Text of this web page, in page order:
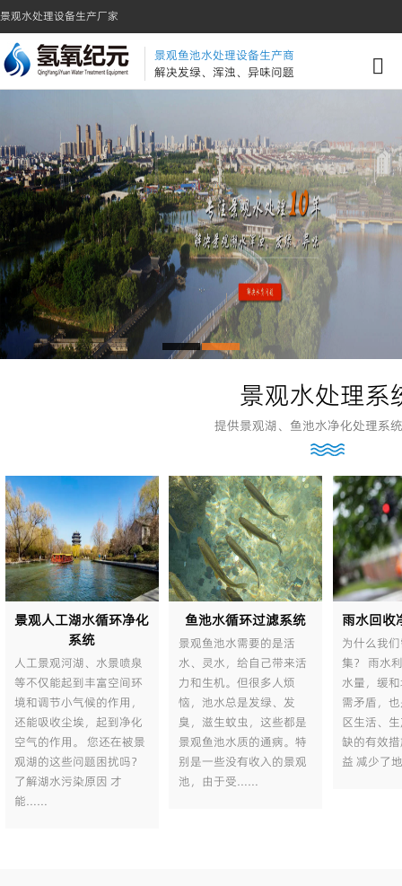
景观水处理设备生产厂家
景观鱼池水处理设备生产商
解决发绿、浑浊、异味问题
1 2
景观水处理系
提供景观湖、鱼池水净化处理系
景观人工湖水循环净化
系统
人工景观河湖、水景喷泉
等不仅能起到丰富空间环
境和调节小气候的作用，
还能吸收尘埃，起到净化
空气的作用。 您还在被景
观湖的这些问题困扰吗？
了解湖水污染原因 才
能……
鱼池水循环过滤系统
景观鱼池水需要的是活
水、灵水，给自己带来活
力和生机。但很多人烦
恼，池水总是发绿、发
臭，滋生蚊虫，这些都是
景观鱼池水质的通病。特
别是一些没有收入的景观
池，由于受……
雨水回收
为什么我
集？ 雨水
水量，缓
需矛盾，
区生活、
缺的有效
益 减少了